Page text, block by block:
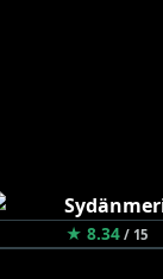
★ 8.34/ 15